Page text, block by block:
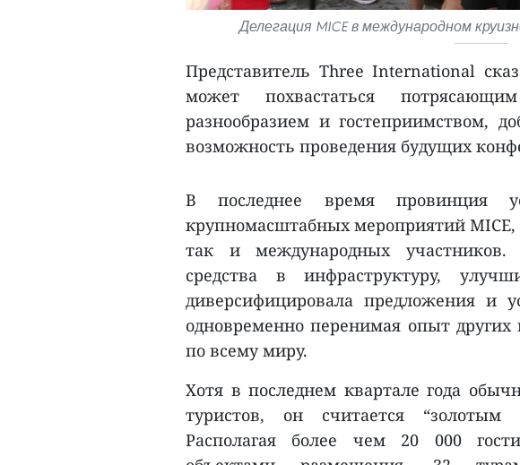
Делегация MICE в международном
Представитель Three International
может похвастаться
разнообразием и гостеприимством,
возможность проведения будущих
В последнее время провинция
крупномасштабных мероприятий
так и международных
средства в инфраструктуру,
диверсифицировала предложения и
одновременно перенимая опыт
по всему миру.
Хотя в последнем квартале года
туристов, он считается “золотым
Располагая более чем 20 000